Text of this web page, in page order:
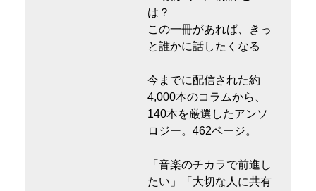
は？
この一冊があれば、きっ
と誰かに話したくなる
今までに配信された約
4,000本のコラムから、
140本を厳選したアンソ
ロジー。462ページ。
「音楽のチカラで前進し
たい」「大切な人に共有